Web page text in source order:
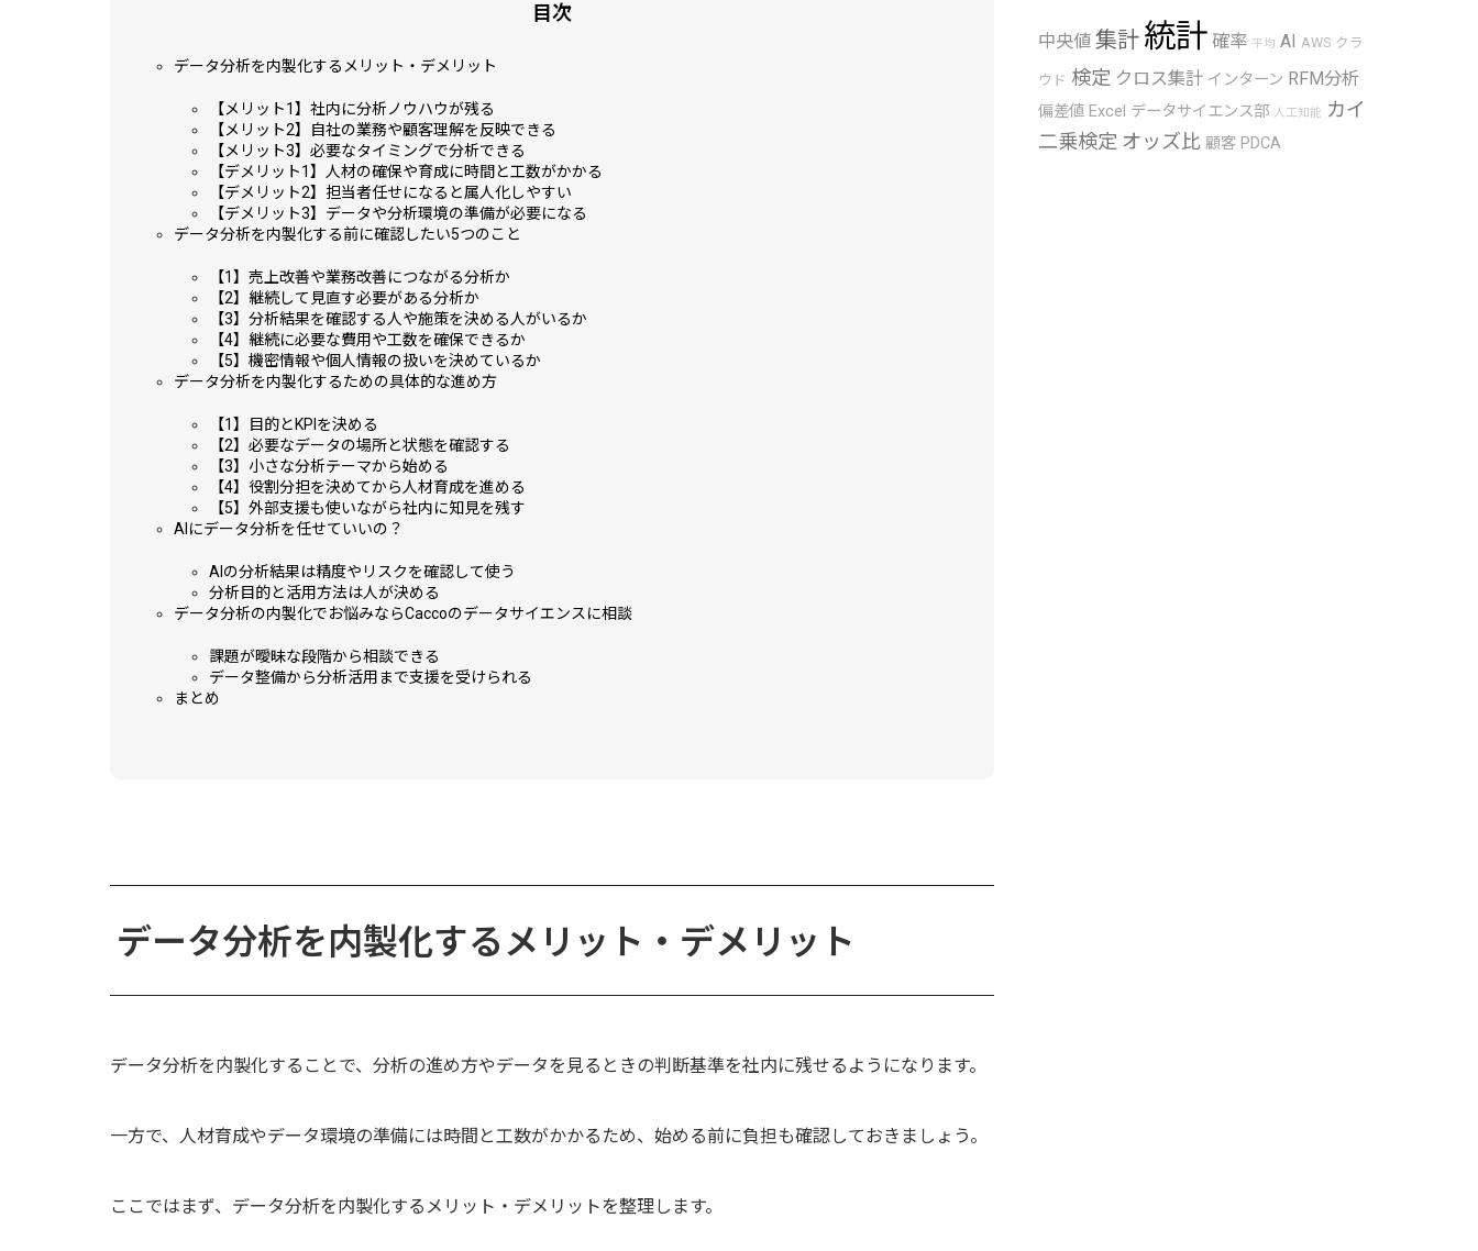
目次
データ分析を内製化するメリット・デメリット
【メリット1】社内に分析ノウハウが残る
【メリット2】自社の業務や顧客理解を反映できる
【メリット3】必要なタイミングで分析できる
【デメリット1】人材の確保や育成に時間と工数がかかる
【デメリット2】担当者任せになると属人化しやすい
【デメリット3】データや分析環境の準備が必要になる
データ分析を内製化する前に確認したい5つのこと
【1】売上改善や業務改善につながる分析か
【2】継続して見直す必要がある分析か
【3】分析結果を確認する人や施策を決める人がいるか
【4】継続に必要な費用や工数を確保できるか
【5】機密情報や個人情報の扱いを決めているか
データ分析を内製化するための具体的な進め方
【1】目的とKPIを決める
【2】必要なデータの場所と状態を確認する
【3】小さな分析テーマから始める
【4】役割分担を決めてから人材育成を進める
【5】外部支援も使いながら社内に知見を残す
AIにデータ分析を任せていいの？
AIの分析結果は精度やリスクを確認して使う
分析目的と活用方法は人が決める
データ分析の内製化でお悩みならCaccoのデータサイエンスに相談
課題が曖昧な段階から相談できる
データ整備から分析活用まで支援を受けられる
まとめ
データ分析を内製化するメリット・デメリット
データ分析を内製化することで、分析の進め方やデータを見るときの判断基準を社内に残せるようになります。
一方で、人材育成やデータ環境の準備には時間と工数がかかるため、始める前に負担も確認しておきましょう。
ここではまず、データ分析を内製化するメリット・デメリットを整理します。
中央値 集計 統計 確率 平均 AI AWS クラ
ウド 検定 クロス集計 インターン RFM分析
偏差値 Excel データサイエンス部 人工知能 カイ
二乗検定 オッズ比 顧客 PDCA